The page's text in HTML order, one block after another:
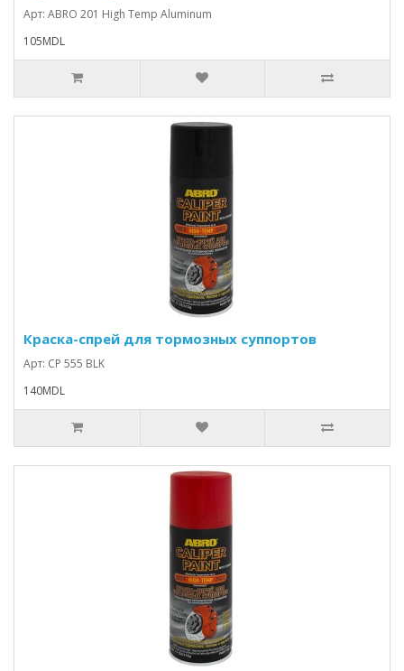
Арт: ABRO 201 High Temp Aluminum
105MDL
Краска-спрей для тормозных суппортов
Арт: CP 555 BLK
140MDL